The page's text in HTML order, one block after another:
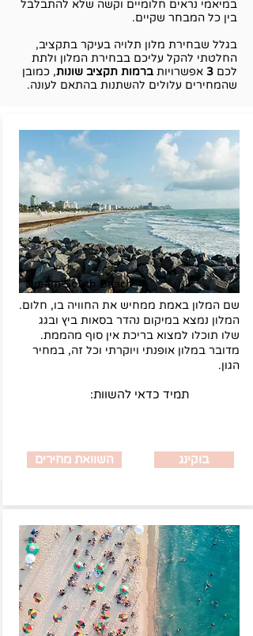
במיאמי נראים חלומיים וקשה שלא להתבלבל
בין כל המבחר שקיים.
בגלל שבחירת מלון תלויה בעיקר בתקציב,
החלטתי להקל עליכם בבחירת המלון ולתת
לכם 3 אפשרויות ברמות תקציב שונות, כמובן
שהמחירים עלולים להשתנות בהתאם לעונה.
Dream South Beach
שם המלון באמת ממחיש את החוויה בו, חלום.
המלון נמצא במיקום נהדר בסאות ביץ ובגג
שלו תוכלו למצוא בריכת אין סוף מהממת.
מדובר במלון אופנתי ויוקרתי וכל זה, במחיר
הגון.
:תמיד כדאי להשוות
השוואת מחירים בוקינג